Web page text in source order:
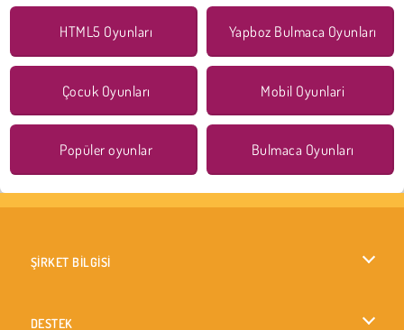
HTML5 Oyunları Yapboz Bulmaca Oyunları
Çocuk Oyunları Mobil Oyunlari
Popüler oyunlar Bulmaca Oyunları
ŞİRKET BİLGİSİ
DESTEK